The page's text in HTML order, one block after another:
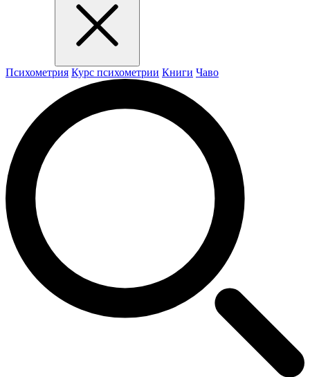
Психометрия Курс психометрии Книги Чаво